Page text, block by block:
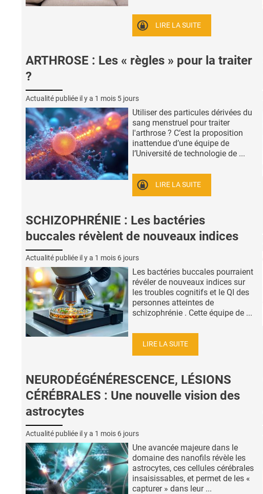
LIRE LA SUITE
ARTHROSE : Les « règles » pour la traiter
?
Actualité publiée il y a 1 mois 5 jours
Utiliser des particules dérivées du
sang menstruel pour traiter
l'arthrose ? C’est la proposition
inattendue d’une équipe de
l’Université de technologie de ...
LIRE LA SUITE
SCHIZOPHRÉNIE : Les bactéries
buccales révèlent de nouveaux indices
Actualité publiée il y a 1 mois 6 jours
Les bactéries buccales pourraient
révéler de nouveaux indices sur
les troubles cognitifs et le QI des
personnes atteintes de
schizophrénie . Cette équipe de ...
LIRE LA SUITE
NEURODÉGÉNÉRESCENCE, LÉSIONS
CÉRÉBRALES : Une nouvelle vision des
astrocytes
Actualité publiée il y a 1 mois 6 jours
Une avancée majeure dans le
domaine des nanofils révèle les
astrocytes, ces cellules cérébrales
insaisissables, et permet de les «
capturer » dans leur ...